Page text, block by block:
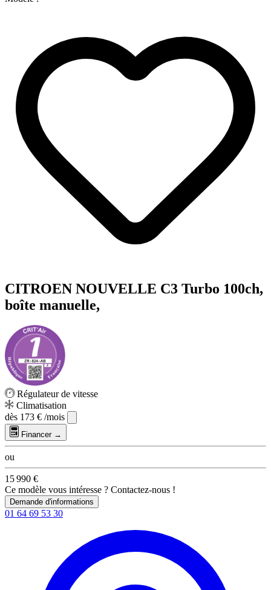
CITROEN NOUVELLE C3 Turbo 100ch,
boîte manuelle,
Régulateur de vitesse
Climatisation
dès 173 € /mois
Financer →
ou
15 990 €
Ce modèle vous intéresse ? Contactez-nous !
Demande d'informations
01 64 69 53 30